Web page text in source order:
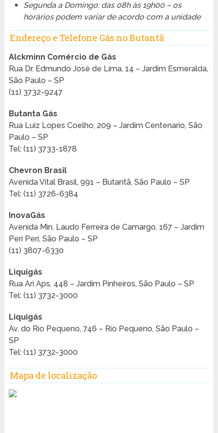
Segunda a Domingo: das 08h às 19h00 – os
horários podem variar de acordo com a unidade
Endereço e Telefone Gás no Butantã
Alckminn Comércio de Gás
Rua Dr. Edmundo José de Lima, 14 – Jardim Esmeralda,
São Paulo – SP
(11) 3732-9247
Butanta Gás
Rua Luiz Lopes Coelho, 209 – Jardim Centenario, São
Paulo – SP
Tel: (11) 3733-1878
Chevron Brasil
Avenida Vital Brasil, 991 – Butantã, São Paulo – SP
Tel: (11) 3726-6384
InovaGás
Avenida Min. Laudo Ferreira de Camargo, 167 – Jardim
Peri Peri, São Paulo – SP
(11) 3807-6330
Liquigás
Rua Ari Aps, 448 – Jardim Pinheiros, São Paulo – SP
Tel: (11) 3732-3000
Liquigás
Av. do Rio Pequeno, 746 – Rio Pequeno, São Paulo –
SP
Tel: (11) 3732-3000
Mapa de localização